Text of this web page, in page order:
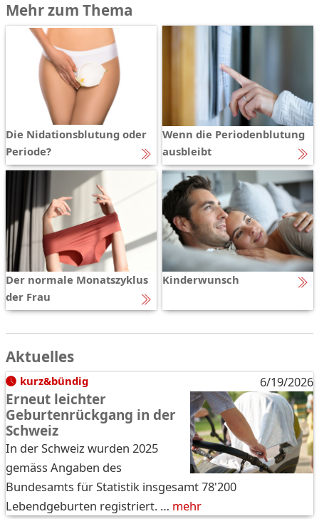
Mehr zum Thema
Die Nidationsblutung oder
Periode?
Wenn die Periodenblutung
ausbleibt
Der normale Monatszyklus
der Frau
Kinderwunsch
Aktuelles
kurz&bündig 6/19/2026
Erneut leichter
Geburtenrückgang in der
Schweiz
In der Schweiz wurden 2025
gemäss Angaben des
Bundesamts für Statistik insgesamt 78'200
Lebendgeburten registriert. … mehr